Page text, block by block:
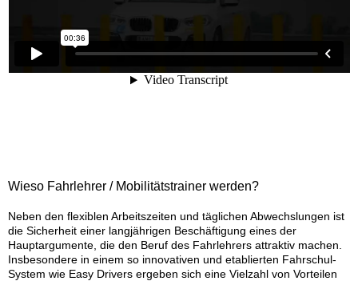
Wieso Fahrlehrer / Mobilitätstrainer werden?
Neben den flexiblen Arbeitszeiten und täglichen Abwechslungen ist
die Sicherheit einer langjährigen Beschäftigung eines der
Hauptargumente, die den Beruf des Fahrlehrers attraktiv machen.
Insbesondere in einem so innovativen und etablierten Fahrschul-
System wie Easy Drivers ergeben sich eine Vielzahl von Vorteilen